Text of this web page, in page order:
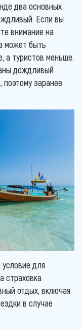
два основных
Если вы
внимание на
может быть
а туристов меньше.
дождливый
заранее
для
страховка
отдых, включая
в случае